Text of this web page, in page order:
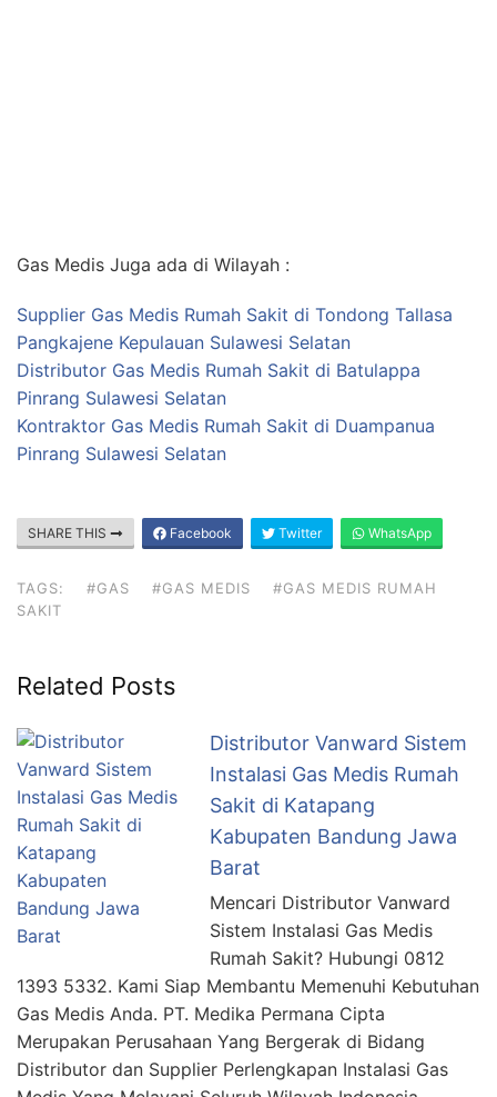
Gas Medis Juga ada di Wilayah :
Supplier Gas Medis Rumah Sakit di Tondong Tallasa
Pangkajene Kepulauan Sulawesi Selatan
Distributor Gas Medis Rumah Sakit di Batulappa
Pinrang Sulawesi Selatan
Kontraktor Gas Medis Rumah Sakit di Duampanua
Pinrang Sulawesi Selatan
SHARE THIS Facebook Twitter WhatsApp
TAGS: #GAS #GAS MEDIS
#GAS MEDIS RUMAH
SAKIT
Related Posts
Distributor Vanward Sistem
Instalasi Gas Medis Rumah
Sakit di Katapang
Kabupaten Bandung Jawa
Barat
Mencari Distributor Vanward
Sistem Instalasi Gas Medis
Rumah Sakit? Hubungi 0812
1393 5332. Kami Siap Membantu Memenuhi Kebutuhan
Gas Medis Anda. PT. Medika Permana Cipta
Merupakan Perusahaan Yang Bergerak di Bidang
Distributor dan Supplier Perlengkapan Instalasi Gas